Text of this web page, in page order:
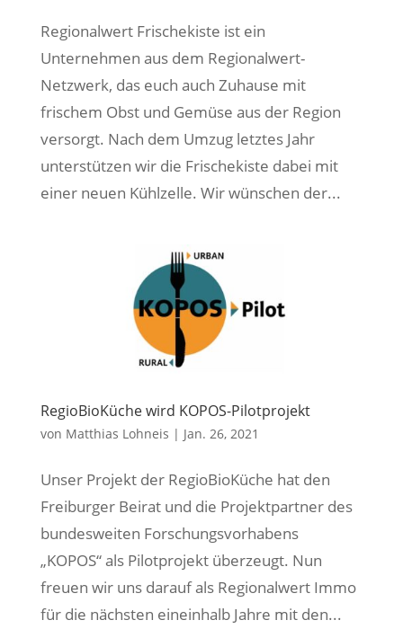
Regionalwert Frischekiste ist ein
Unternehmen aus dem Regionalwert-
Netzwerk, das euch auch Zuhause mit
frischem Obst und Gemüse aus der Region
versorgt. Nach dem Umzug letztes Jahr
unterstützen wir die Frischekiste dabei mit
einer neuen Kühlzelle. Wir wünschen der...
RegioBioKüche wird KOPOS-Pilotprojekt
von Matthias Lohneis | Jan. 26, 2021
Unser Projekt der RegioBioKüche hat den
Freiburger Beirat und die Projektpartner des
bundesweiten Forschungsvorhabens
„KOPOS“ als Pilotprojekt überzeugt. Nun
freuen wir uns darauf als Regionalwert Immo
für die nächsten eineinhalb Jahre mit den...